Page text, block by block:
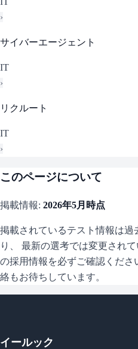
›
サイバーエージェント
IT
›
リクルート
IT
›
このページについて
掲載情報: 2026年5月 時点
掲載されているテスト情報は
り、 最新の選考では変更され
の採用情報を必ずご確認くださ
絡もお待ちしています。
イールック